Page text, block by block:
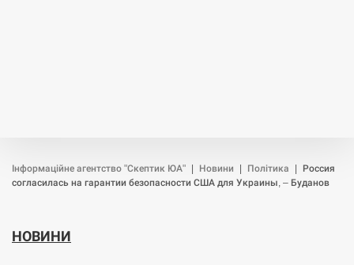
Інформаційне агентство "Скептик ЮА" Новини Політика
Россия
согласилась на гарантии безопасности США для Украины, – Буданов
НОВИНИ